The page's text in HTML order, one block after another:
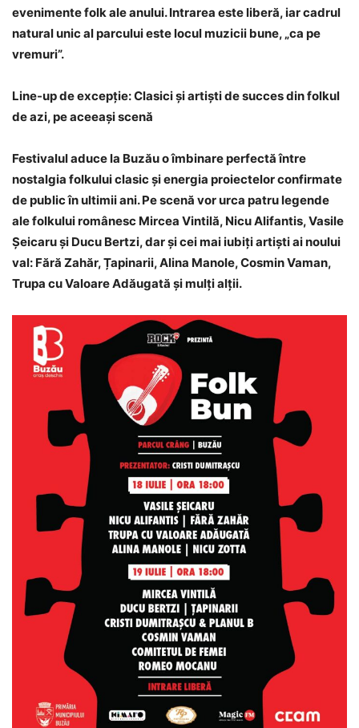
evenimente folk ale anului. Intrarea este liberă, iar cadrul
natural unic al parcului este locul muzicii bune, „ca pe
vremuri”.
Line-up de excepție: Clasici și artiști de succes din folkul
de azi, pe aceeași scenă
Festivalul aduce la Buzău o îmbinare perfectă între
nostalgia folkului clasic și energia proiectelor confirmate
de public în ultimii ani. Pe scenă vor urca patru legende
ale folkului românesc Mircea Vintilă, Nicu Alifantis, Vasile
Șeicaru și Ducu Bertzi, dar și cei mai iubiți artiști ai noului
val: Fără Zahăr, Țapinarii, Alina Manole, Cosmin Vaman,
Trupa cu Valoare Adăugată și mulți alții.